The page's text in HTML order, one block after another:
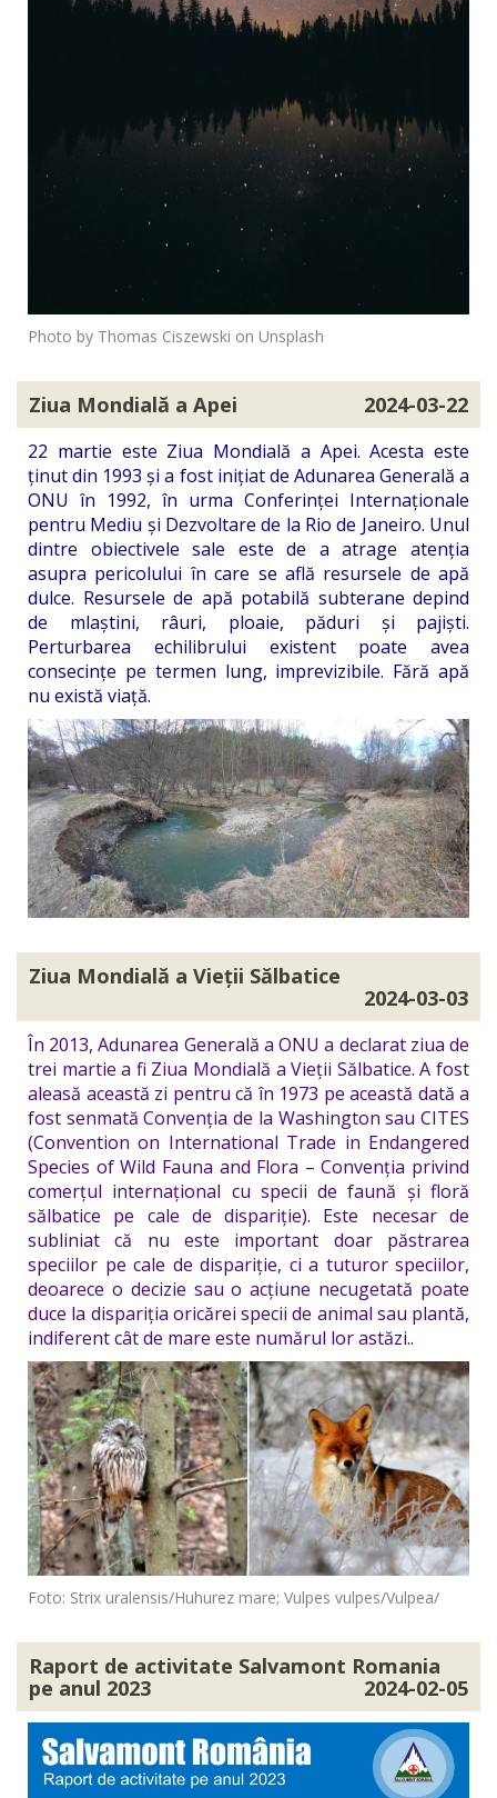
Photo by Thomas Ciszewski on Unsplash
Ziua Mondială a Apei 2024-03-22
22 martie este Ziua Mondială a Apei. Acesta este
ținut din 1993 și a fost inițiat de Adunarea Generală a
ONU în 1992, în urma Conferinței Internaționale
pentru Mediu și Dezvoltare de la Rio de Janeiro. Unul
dintre obiectivele sale este de a atrage atenția
asupra pericolului în care se află resursele de apă
dulce. Resursele de apă potabilă subterane depind
de mlaștini, râuri, ploaie, păduri și pajiști.
Perturbarea echilibrului existent poate avea
consecințe pe termen lung, imprevizibile. Fără apă
nu există viață.
Ziua Mondială a Vieții Sălbatice
2024-03-03
În 2013, Adunarea Generală a ONU a declarat ziua de
trei martie a fi Ziua Mondială a Vieții Sălbatice. A fost
aleasă această zi pentru că în 1973 pe această dată a
fost senmată Convenția de la Washington sau CITES
(Convention on International Trade in Endangered
Species of Wild Fauna and Flora – Convenția privind
comerțul internațional cu specii de faună și floră
sălbatice pe cale de dispariție). Este necesar de
subliniat că nu este important doar păstrarea
speciilor pe cale de dispariție, ci a tuturor speciilor,
deoarece o decizie sau o acțiune necugetată poate
duce la dispariția oricărei specii de animal sau plantă,
indiferent cât de mare este numărul lor astăzi..
Foto: Strix uralensis/Huhurez mare; Vulpes vulpes/Vulpea/
Raport de activitate Salvamont Romania
pe anul 2023
2024-02-05